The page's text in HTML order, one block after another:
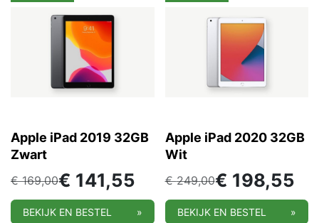
Apple iPad 2019 32GB
Zwart
€169,00€ 141,55
BEKIJK EN BESTEL »
Apple iPad 2020 32GB
Wit
€249,00€ 198,55
BEKIJK EN BESTEL »